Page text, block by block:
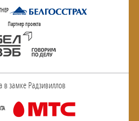
Партнер проекта
в замке Радзивиллов